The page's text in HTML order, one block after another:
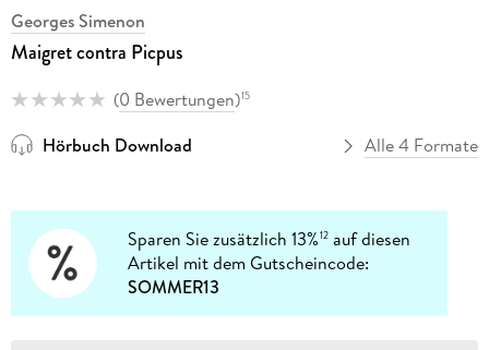
Georges Simenon
Maigret contra Picpus
(0 Bewertungen)15
Hörbuch Download Alle 4 Formate
Sparen Sie zusätzlich 13%12 auf diesen
Artikel mit dem Gutscheincode:
SOMMER13